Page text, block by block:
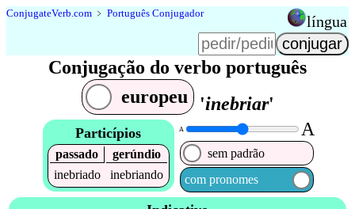
ConjugateVerb.com ﹥ Português Conjugador língua
Conjugação do verbo português
europeu
'inebriar'
Particípios
passado
gerúndio
inebriado
inebriando
A A
sem padrão
com pronomes